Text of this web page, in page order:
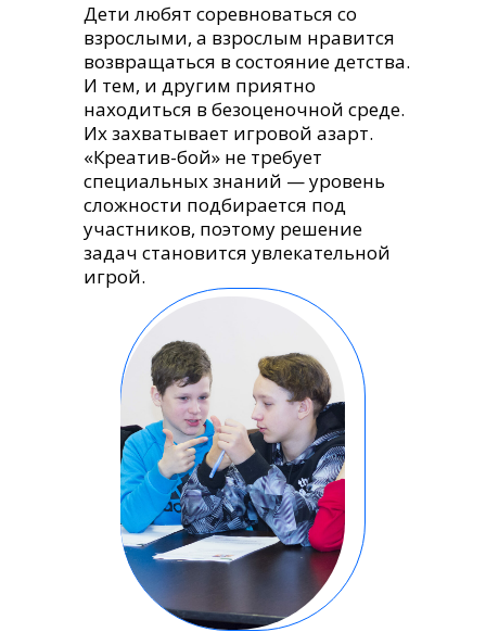
Дети любят соревноваться со
взрослыми, а взрослым нравится
возвращаться в состояние детства.
И тем, и другим приятно
находиться в безоценочной среде.
Их захватывает игровой азарт.
«Креатив-бой» не требует
специальных знаний — уровень
сложности подбирается под
участников, поэтому решение
задач становится увлекательной
игрой.